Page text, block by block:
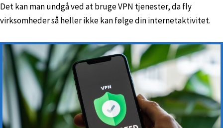
Det kan man undgå ved at bruge VPN tjenester, da fly
virksomheder så heller ikke kan følge din internetaktivitet.